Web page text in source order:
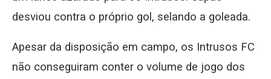
desviou contra o próprio gol, selando a goleada.
Apesar da disposição em campo, os Intrusos FC
não conseguiram conter o volume de jogo dos